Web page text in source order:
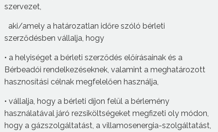
szervezet,
aki/amely a határozatlan időre szóló bérleti
szerződésben vállalja, hogy
• a helyiséget a bérleti szerződés előírásainak és a
Bérbeadói rendelkezéseknek, valamint a meghatározott
hasznosítási célnak megfelelően használja,
• vállalja, hogy a bérleti díjon felül a bérlemény
használatával járó rezsiköltségeket megfizeti oly módon,
hogy a gázszolgáltatást, a villamosenergia-szolgáltatást,